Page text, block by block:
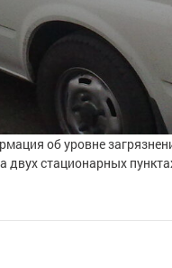
об уровне
стационарных